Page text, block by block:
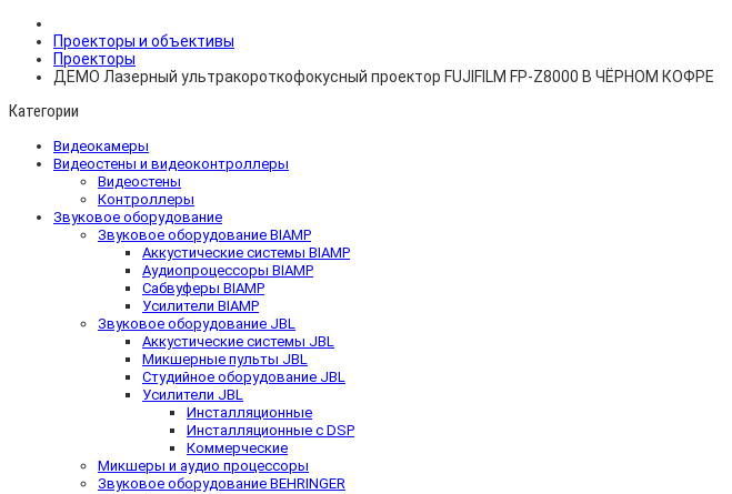
Проекторы и объективы
Проекторы
ДЕМО Лазерный ультракороткофокусный проектор FUJIFILM FP-Z8000 В ЧЁРНОМ КОФРЕ
Категории
Видеокамеры
Видеостены и видеоконтроллеры
Видеостены
Контроллеры
Звуковое оборудование
Звуковое оборудование BIAMP
Аккустические системы BIAMP
Аудиопроцессоры BIAMP
Сабвуферы BIAMP
Усилители BIAMP
Звуковое оборудование JBL
Аккустические системы JBL
Микшерные пульты JBL
Студийное оборудование JBL
Усилители JBL
Инсталляционные
Инсталляционные с DSP
Коммерческие
Микшеры и аудио процессоры
Звуковое оборудование BEHRINGER